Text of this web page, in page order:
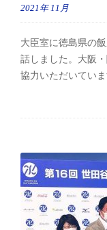
2021年 11月
大臣室に徳島県の
話しました。大阪
協力いただいていま